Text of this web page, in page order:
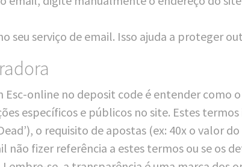
seu ser­vi­ço de email. Isso aju­da a pro­te­ger
online no depo­sit code é enten­der como
especí­fi­cos e púb­li­cos no site. Estes
o requi­si­to de apos­tas (ex: 40x o valor
não fizer referên­cia a estes ter­mos ou se os